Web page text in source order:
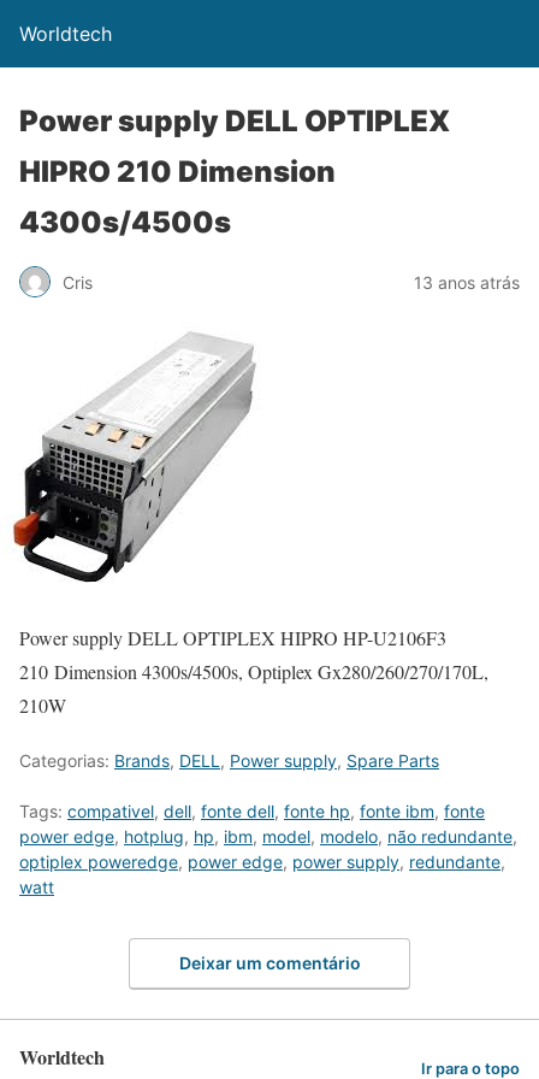
Worldtech
Power supply DELL OPTIPLEX
HIPRO 210 Dimension
4300s/4500s
Cris 13 anos atrás
Power supply DELL OPTIPLEX HIPRO HP-U2106F3
210 Dimension 4300s/4500s, Optiplex Gx280/260/270/170L,
210W
Categorias: Brands, DELL , Power supply, Spare Parts
Tags: compativel, dell, fonte dell, fonte hp, fonte ibm, fonte
power edge, hotplug, hp, ibm, model, modelo, não redundante,
optiplex poweredge, power edge, power supply, redundante,
watt
Deixar um comentário
Worldtech Ir para o topo